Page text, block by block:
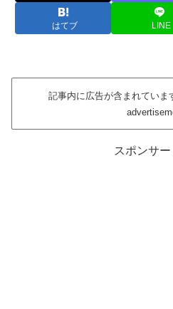
はてブ LINE
記事内に広告が含まれてい
スポンサー